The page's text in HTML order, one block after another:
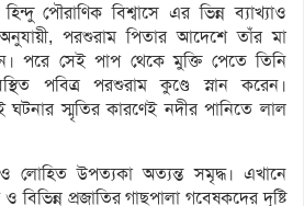
পৌরাণিক বিশ্বাসে এর ভিন্ন ব্যাখ্যাও
অনুযায়ী, পরশুরাম পিতার আদেশে তাঁর মা
পরে সেই পাপ থেকে মুক্তি পেতে তিনি
পবিত্র পরশুরাম কুণ্ডে স্নান করেন।
ঘটনার স্মৃতির কারণেই নদীর পানিতে লাল
লোহিত উপত্যকা অত্যন্ত সমৃদ্ধ। এখানে
বিভিন্ন প্রজাতির গাছপালা গবেষকদের দৃষ্টি